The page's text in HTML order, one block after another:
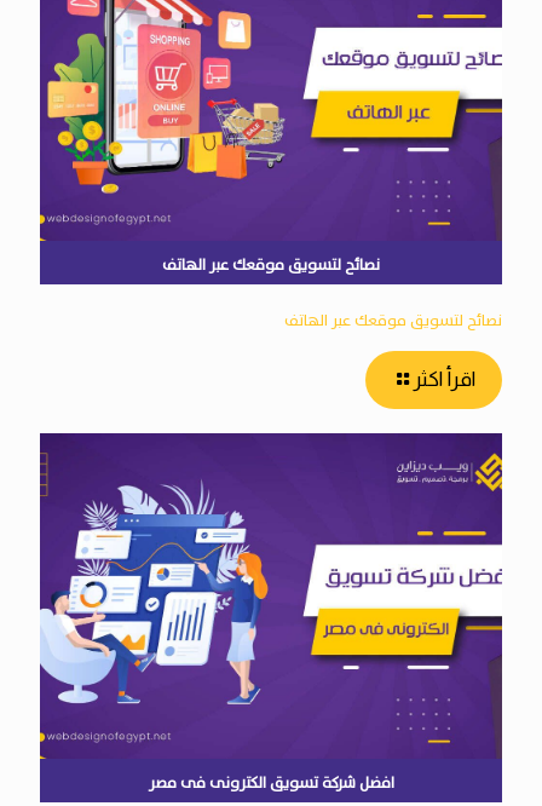
نصائح لتسويق موقعك عبر الهاتف
نصائح لتسويق موقعك عبر الهاتف
اقرأ اكثر
افضل شركة تسويق الكترونى فى مصر